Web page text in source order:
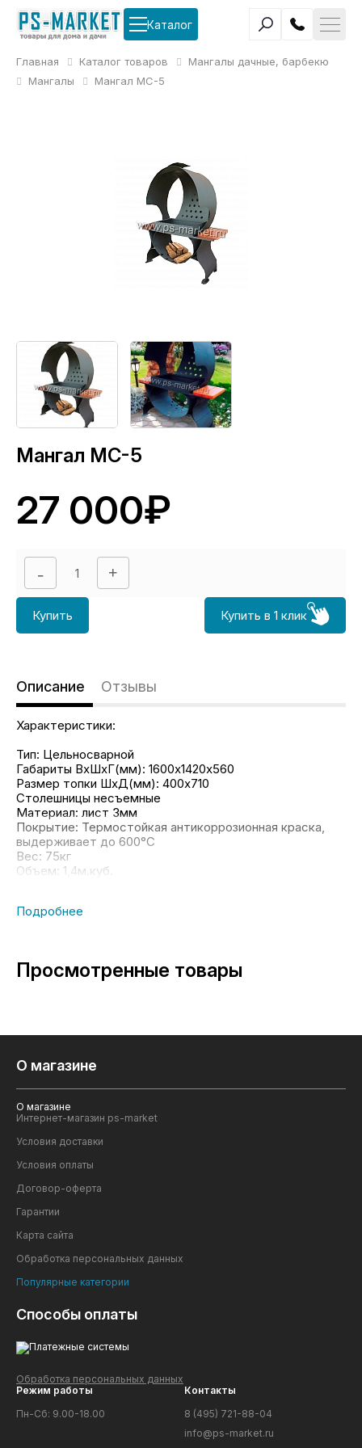
Каталог
Главная Каталог товаров
Мангалы дачные, барбекю
Мангалы
Мангал МС-5
Мангал МС-5
27 000₽
Купить Купить в 1 клик
Описание Отзывы
Характеристики:
Тип: Цельносварной
Габариты ВхШхГ(мм): 1600х1420х560
Размер топки ШхД(мм): 400х710
Столешницы несъемные
Материал: лист 3мм
Покрытие: Термостойкая антикоррозионная краска,
выдерживает до 600°С
Вес: 75кг
Объем: 1, 4м.куб.
Просмотренные товары
О магазине
О магазине
Интернет-магазин ps-market
Условия доставки
Условия оплаты
Договор-оферта
Гарантии
Карта сайта
Обработка персональных данных
Популярные категории
Способы оплаты
Обработка персональных данных
Режим работы
Пн-Сб: 9.00-18.00
Контакты
8 (495) 721-88-04
info@ps-market.ru